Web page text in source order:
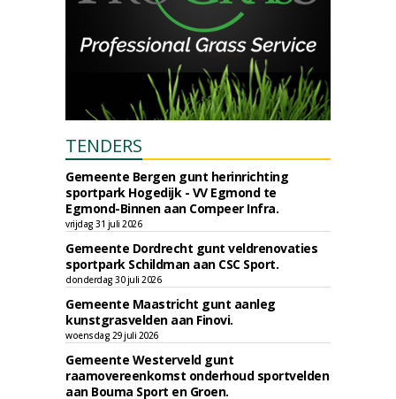
TENDERS
Gemeente Bergen gunt herinrichting
sportpark Hogedijk - VV Egmond te
Egmond-Binnen aan Compeer Infra.
vrijdag 31 juli 2026
Gemeente Dordrecht gunt veldrenovaties
sportpark Schildman aan CSC Sport.
donderdag 30 juli 2026
Gemeente Maastricht gunt aanleg
kunstgrasvelden aan Finovi.
woensdag 29 juli 2026
Gemeente Westerveld gunt
raamovereenkomst onderhoud sportvelden
aan Bouma Sport en Groen.